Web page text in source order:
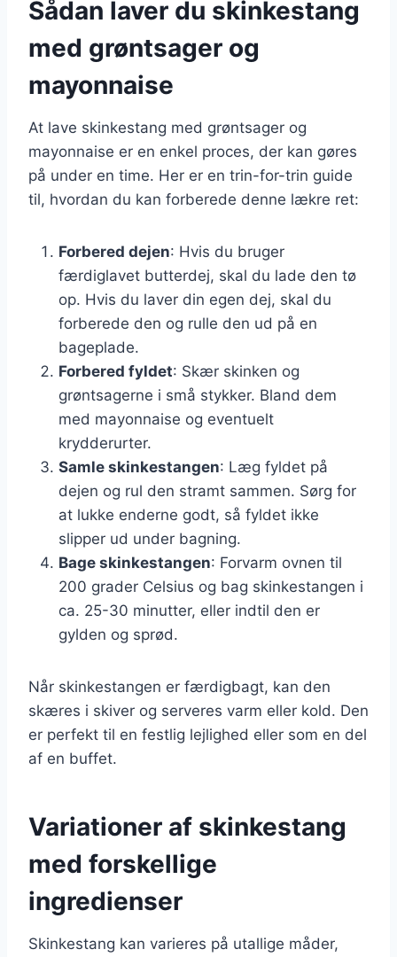
Sådan laver du skinkestang
med grøntsager og
mayonnaise
At lave skinkestang med grøntsager og
mayonnaise er en enkel proces, der kan gøres
på under en time. Her er en trin-for-trin guide
til, hvordan du kan forberede denne lækre ret:
Forbered dejen: Hvis du bruger
færdiglavet butterdej, skal du lade den tø
op. Hvis du laver din egen dej, skal du
forberede den og rulle den ud på en
bageplade.
Forbered fyldet: Skær skinken og
grøntsagerne i små stykker. Bland dem
med mayonnaise og eventuelt
krydderurter.
Samle skinkestangen: Læg fyldet på
dejen og rul den stramt sammen. Sørg for
at lukke enderne godt, så fyldet ikke
slipper ud under bagning.
Bage skinkestangen: Forvarm ovnen til
200 grader Celsius og bag skinkestangen i
ca. 25-30 minutter, eller indtil den er
gylden og sprød.
Når skinkestangen er færdigbagt, kan den
skæres i skiver og serveres varm eller kold. Den
er perfekt til en festlig lejlighed eller som en del
af en buffet.
Variationer af skinkestang
med forskellige
ingredienser
Skinkestang kan varieres på utallige måder,